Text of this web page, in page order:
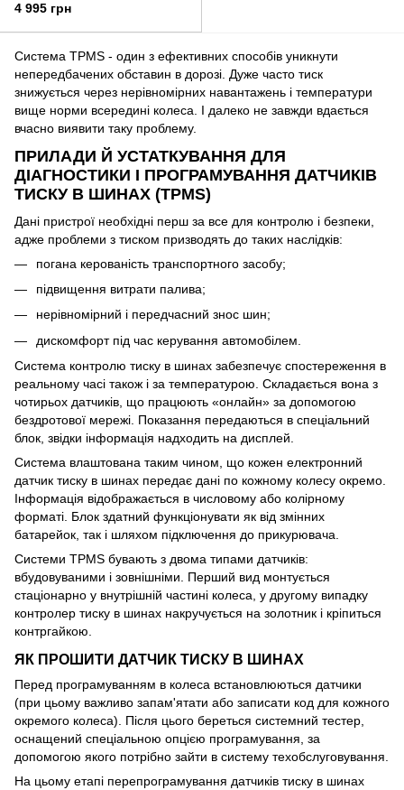
4 995 грн
Система TPMS - один з ефективних способів уникнути
непередбачених обставин в дорозі. Дуже часто тиск
знижується через нерівномірних навантажень і температури
вище норми всередині колеса. І далеко не завжди вдається
вчасно виявити таку проблему.
ПРИЛАДИ Й УСТАТКУВАННЯ ДЛЯ
ДІАГНОСТИКИ І ПРОГРАМУВАННЯ ДАТЧИКІВ
ТИСКУ В ШИНАХ (TPMS)
Дані пристрої необхідні перш за все для контролю і безпеки,
адже проблеми з тиском призводять до таких наслідків:
погана керованість транспортного засобу;
підвищення витрати палива;
нерівномірний і передчасний знос шин;
дискомфорт під час керування автомобілем.
Система контролю тиску в шинах забезпечує спостереження в
реальному часі також і за температурою. Складається вона з
чотирьох датчиків, що працюють «онлайн» за допомогою
бездротової мережі. Показання передаються в спеціальний
блок, звідки інформація надходить на дисплей.
Система влаштована таким чином, що кожен електронний
датчик тиску в шинах передає дані по кожному колесу окремо.
Інформація відображається в числовому або колірному
форматі. Блок здатний функціонувати як від змінних
батарейок, так і шляхом підключення до прикурювача.
Системи TPMS бувають з двома типами датчиків:
вбудовуваними і зовнішніми. Перший вид монтується
стаціонарно у внутрішній частині колеса, у другому випадку
контролер тиску в шинах накручується на золотник і кріпиться
контргайкою.
ЯК ПРОШИТИ ДАТЧИК ТИСКУ В ШИНАХ
Перед програмуванням в колеса встановлюються датчики
(при цьому важливо запам'ятати або записати код для кожного
окремого колеса). Після цього береться системний тестер,
оснащений спеціальною опцією програмування, за
допомогою якого потрібно зайти в систему техобслуговування.
На цьому етапі перепрограмування датчиків тиску в шинах